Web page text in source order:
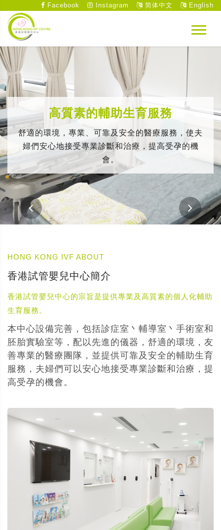
Facebook Instagram 简体中文 English
高質素的輔助生育服務
舒適的環境，專業、可靠及安全的醫療服務，使夫
婦們安心地接受專業診斷和治療，提高受孕的機
會。
HONG KONG IVF ABOUT
香港試管嬰兒中心簡介
香港試管嬰兒中心的宗旨是提供專業及高質素的個人化輔助
生育服務。
本中心設備完善，包括診症室丶輔導室丶手術室和
胚胎實驗室等，配以先進的儀器，舒適的環境，友
善專業的醫療團隊，並提供可靠及安全的輔助生育
服務，夫婦們可以安心地接受專業診斷和治療，提
高受孕的機會。